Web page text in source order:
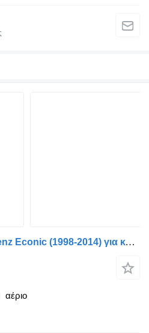
Τράκτορας Mercedes-Benz Econic (1998-2014) για κολώνα τιμονιού Mercedes-Benz Econic 1828 (01.98-) A9574600131
αέριο